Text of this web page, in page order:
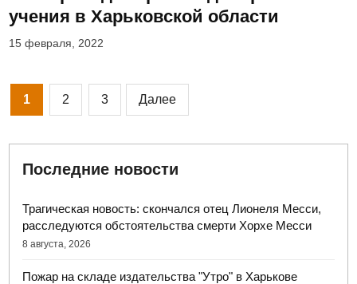
учения в Харьковской области
15 февраля, 2022
Пагинация
записей
1 2 3 Далее
Последние новости
Трагическая новость: скончался отец Лионеля Месси,
расследуются обстоятельства смерти Хорхе Месси
8 августа, 2026
Пожар на складе издательства "Утро" в Харькове